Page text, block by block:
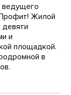
Жилой
и
площадкой.
в